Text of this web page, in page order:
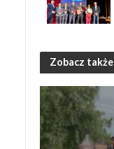
Zobacz także